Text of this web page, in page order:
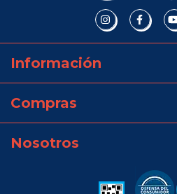
Información
Compras
Nosotros